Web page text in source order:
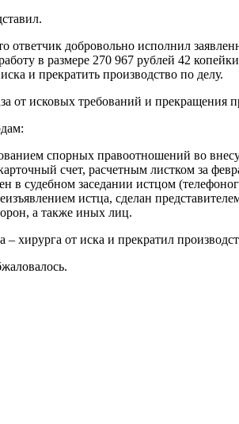
ответчик добровольно исполнил
в размере 270 967 рублей 42
и прекратить производство по делу.
от исковых требований и прекращения
спорных правоотношений во
счет, расчетным листком за
судебном заседании истцом
истца, сделан
а также иных лиц.
хирурга от иска и прекратил